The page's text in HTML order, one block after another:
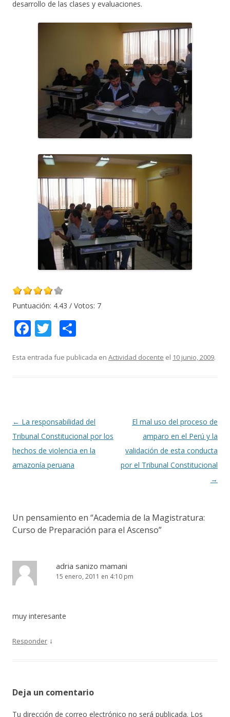
desarrollo de las clases y evaluaciones.
Puntuación: 4.43 / Votos: 7
F
e
k
T
itt m
r
Esta entrada fue publicada en Actividad docente el 10 junio, 2009.
Navegación
de
entradas
← La responsabilidad del
Tribunal Constitucional por los
hechos de violencia en la
amazonía peruana
El mal uso del proceso de
amparo en el Perú y la
validación de esta conducta
por el Tribunal Constitucional
→
Un pensamiento en “Academia de la Magistratura:
Curso de Preparación para el Ascenso”
adria sanizo mamani
15 enero, 2011 en 4:10 pm
muy interesante
Responder ↓
Deja un comentario
Tu dirección de correo electrónico no será publicada. Los